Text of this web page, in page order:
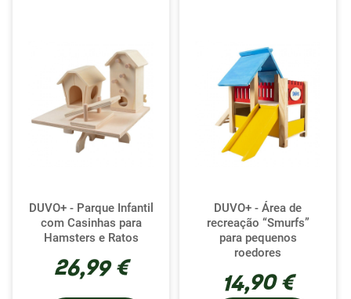
DUVO+ - Parque Infantil
com Casinhas para
Hamsters e Ratos
26,99 €
DUVO+ - Área de
recreação “Smurfs”
para pequenos
roedores
14,90 €